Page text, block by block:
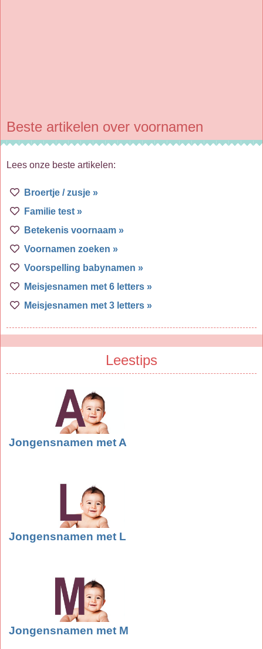
Beste artikelen over voornamen
Lees onze beste artikelen:
Broertje / zusje »
Familie test »
Betekenis voornaam »
Voornamen zoeken »
Voorspelling babynamen »
Meisjesnamen met 6 letters »
Meisjesnamen met 3 letters »
Leestips
Jongensnamen met A
Jongensnamen met L
Jongensnamen met M